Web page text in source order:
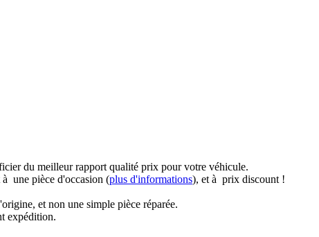
du meilleur rapport qualité prix pour votre véhicule.
une pièce d'occasion (plus d'informations), et à prix discount !
et non une simple pièce réparée.
expédition.